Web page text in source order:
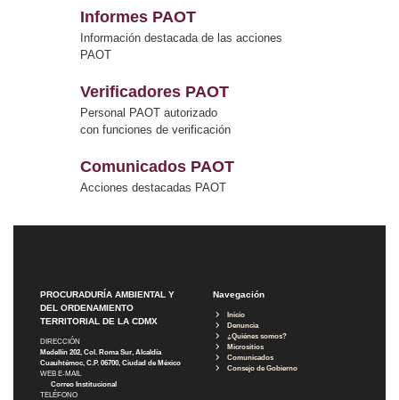
Informes PAOT
Información destacada de las acciones
PAOT
Verificadores PAOT
Personal PAOT autorizado
con funciones de verificación
Comunicados PAOT
Acciones destacadas PAOT
PROCURADURÍA AMBIENTAL Y
DEL ORDENAMIENTO
TERRITORIAL DE LA CDMX
DIRECCIÓN
Medellín 202, Col. Roma Sur, Alcaldía
Cuauhtémoc, C.P. 06700, Ciudad de México
WEB E-MAIL
Correo Institucional
TELÉFONO
Navegación
Inicio
Denuncia
¿Quiénes somos?
Micrositios
Comunicados
Consejo de Gobierno